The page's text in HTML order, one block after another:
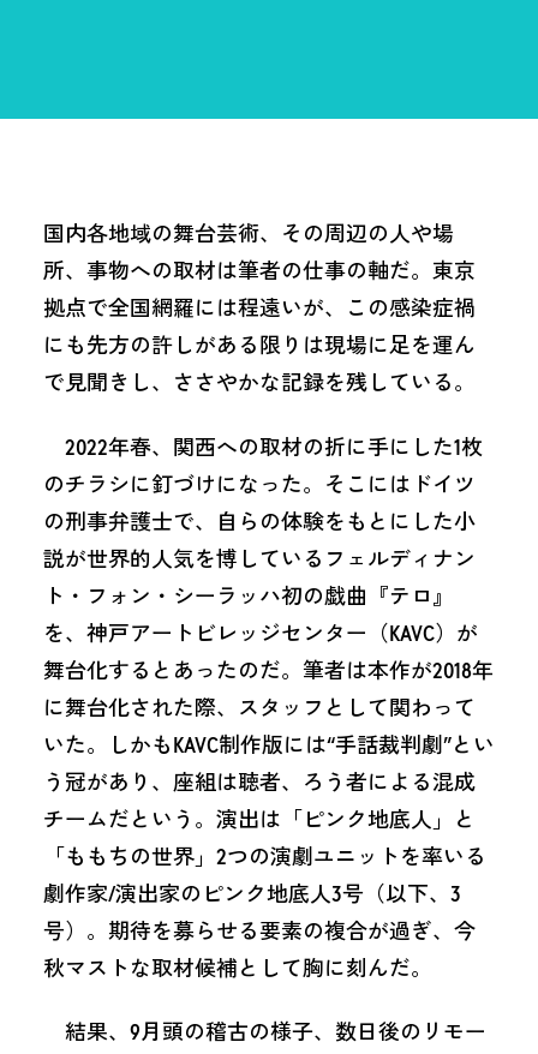
国内各地域の舞台芸術、その周辺の人や場
所、事物への取材は筆者の仕事の軸だ。東京
拠点で全国網羅には程遠いが、この感染症禍
にも先方の許しがある限りは現場に足を運ん
で見聞きし、ささやかな記録を残している。
2022年春、関西への取材の折に手にした1枚
のチラシに釘づけになった。そこにはドイツ
の刑事弁護士で、自らの体験をもとにした小
説が世界的人気を博しているフェルディナン
ト・フォン・シーラッハ初の戯曲『テロ』
を、神戸アートビレッジセンター（KAVC）が
舞台化するとあったのだ。筆者は本作が2018年
に舞台化された際、スタッフとして関わって
いた。しかもKAVC制作版には“手話裁判劇”とい
う冠があり、座組は聴者、ろう者による混成
チームだという。演出は「ピンク地底人」と
「ももちの世界」2つの演劇ユニットを率いる
劇作家/演出家のピンク地底人3号（以下、3
号）。期待を募らせる要素の複合が過ぎ、今
秋マストな取材候補として胸に刻んだ。
結果、9月頭の稽古の様子、数日後のリモー